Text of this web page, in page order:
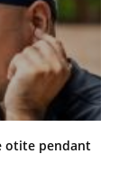
otite pendant